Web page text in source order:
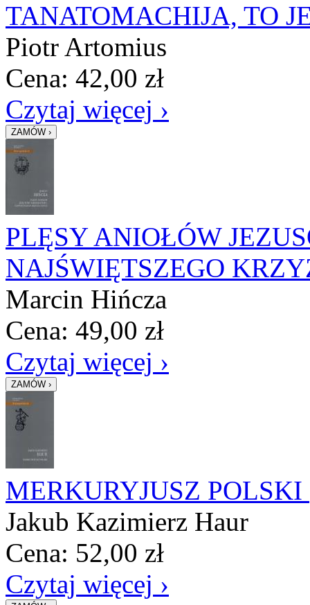
TANATOMACHIJA, TO
Piotr Artomius
Cena: 42,00 zł
Czytaj więcej ›
PLĘSY ANIOŁÓW
NAJŚWIĘTSZEGO
Marcin Hińcza
Cena: 49,00 zł
Czytaj więcej ›
MERKURYJUSZ
Jakub Kazimierz Haur
Cena: 52,00 zł
Czytaj więcej ›